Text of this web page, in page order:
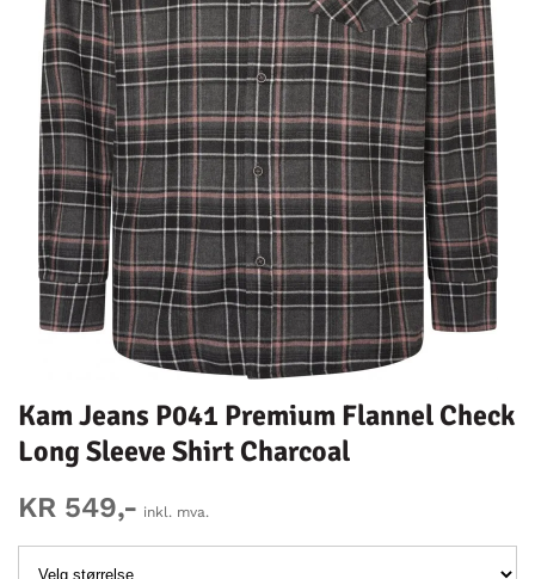
Kam Jeans P041 Premium Flannel Check
Long Sleeve Shirt Charcoal
KR 549,- inkl. mva.